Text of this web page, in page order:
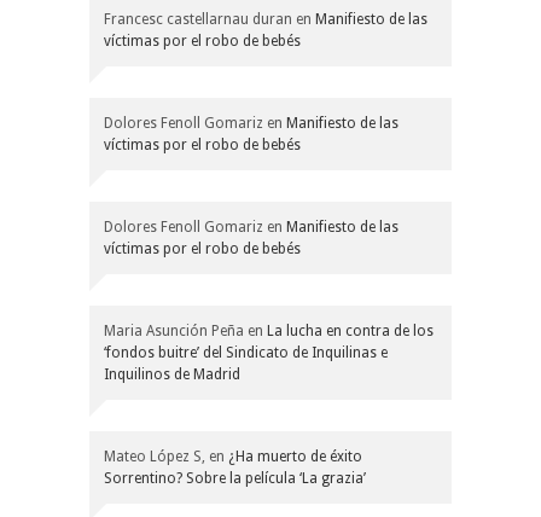
Francesc castellarnau duran en Manifiesto de las
víctimas por el robo de bebés
Dolores Fenoll Gomariz en Manifiesto de las
víctimas por el robo de bebés
Dolores Fenoll Gomariz en Manifiesto de las
víctimas por el robo de bebés
Maria Asunción Peña en La lucha en contra de los
‘fondos buitre’ del Sindicato de Inquilinas e
Inquilinos de Madrid
Mateo López S, en ¿Ha muerto de éxito
Sorrentino? Sobre la película ‘La grazia’